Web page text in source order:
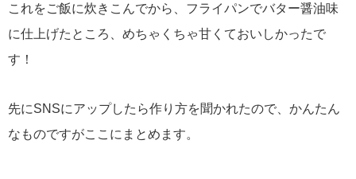
これをご飯に炊きこんでから、フライパンでバター醤油味
に仕上げたところ、めちゃくちゃ甘くておいしかったで
す！
先にSNSにアップしたら作り方を聞かれたので、かんたん
なものですがここにまとめます。